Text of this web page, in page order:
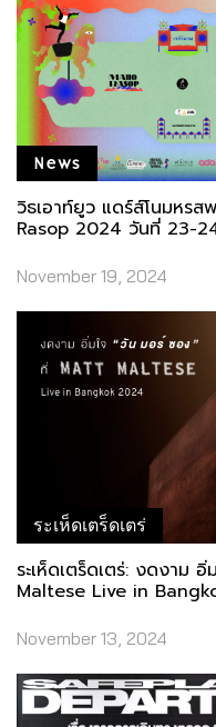
News
วิธเอาท์ยูว แดร์ส์โนมหร
Rasop 2024 วันที่ 23-
November 19, 2024
ระเห็ดเตร็ดเตร่
ระเห็ดเตร็ดเตร่: งดงาม
Maltese Live in
November 13, 2024